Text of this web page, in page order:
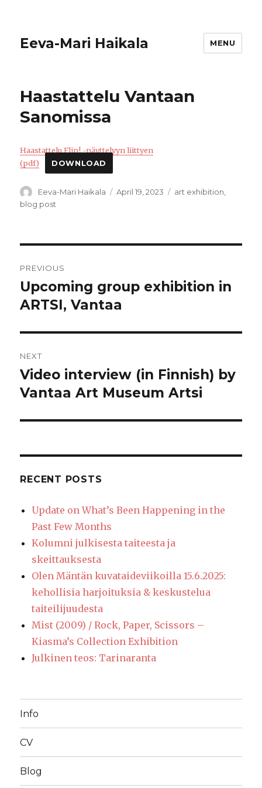
Eeva-Mari Haikala MENU
Haastattelu Vantaan
Sanomissa
Haastattelu Flip! -näyttelyyn liittyen
(pdf)
DOWNLOAD
Author
Eeva-Mari Haikala
Posted
April 19, 2023 Categories
art exhibition
blog post
navigation
PREVIOUS
Previous
post:
Upcoming group exhibition in
ARTSI, Vantaa
NEXT
Next
post:
Video interview (in Finnish) by
Vantaa Art Museum Artsi
RECENT POSTS
Update on What’s Been Happening in the
Past Few Months
Kolumni julkisesta taiteesta ja
skeittauksesta
Olen Mäntän kuvataideviikoilla 15.6.2025:
kehollisia harjoituksia & keskustelua
taiteilijuudesta
Mist (2009) / Rock, Paper, Scissors –
Kiasma’s Collection Exhibition
Julkinen teos: Tarinaranta
Info
CV
Blog